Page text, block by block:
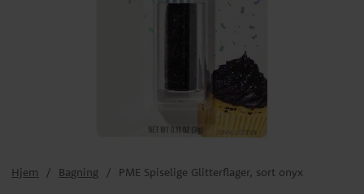
Hjem Bagning PME Spiselige Glitterflager, sort onyx